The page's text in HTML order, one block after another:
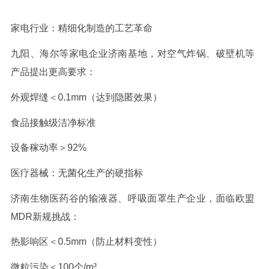
家电行业：精细化制造的工艺革命
九阳、海尔等家电企业济南基地，对空气炸锅、破壁机等
产品提出更高要求：
外观焊缝＜ 0.1mm（达到隐匿效果）
食品接触级洁净标准
设备稼动率＞ 92%
医疗器械：无菌化生产的硬指标
济南生物医药谷的输液器、呼吸面罩生产企业，面临欧盟
MDR新规挑战：
热影响区＜ 0.5mm（防止材料变性）